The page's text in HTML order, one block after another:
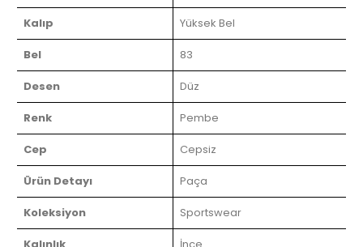
Kalıp Yüksek Bel
Bel 83
Desen Düz
Renk Pembe
Cep Cepsiz
Ürün Detayı Paça
Koleksiyon Sportswear
Kalınlık İnce